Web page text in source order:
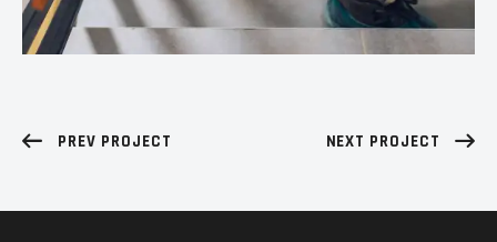
PREV PROJECT NEXT PROJECT